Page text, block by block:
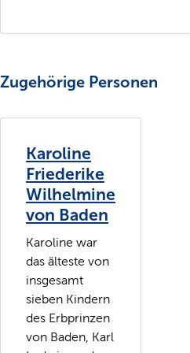
Zugehörige Personen
Karoline
Friederike
Wilhelmine
von Baden
Karoline war
das älteste von
insgesamt
sieben Kindern
des Erbprinzen
von Baden, Karl